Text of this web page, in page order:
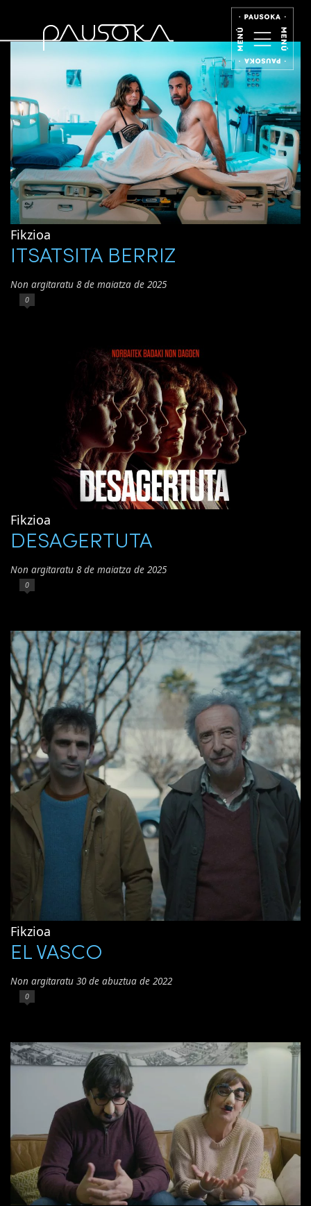
Fikzioa
ITSATSITA BERRIZ
Non argitaratu 8 de maiatza de 2025
0
Fikzioa
DESAGERTUTA
Non argitaratu 8 de maiatza de 2025
0
Fikzioa
EL VASCO
Non argitaratu 30 de abuztua de 2022
0